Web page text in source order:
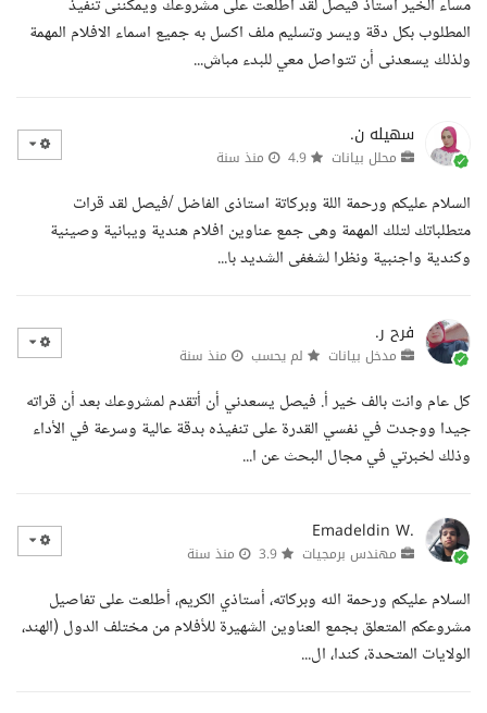
مساء الخير استاذ فيصل لقد اطلعت على مشروعك ويمكننى تنفيذ
المطلوب بكل دقة ويسر وتسليم ملف اكسل به جميع اسماء الافلام المهمة
ولذلك يسعدنى أن تتواصل معي للبدء مباش...
سهيله ن.
محلل بيانات منذ سنة
السلام عليكم ورحمة اللة وبركاتة استاذى الفاضل /فيصل لقد قرات
متطلباتك لتلك المهمة وهى جمع عناوين افلام هندية ويبانية وصينية
وكندية واجنبية ونظرا لشغفى الشديد با...
فرح ر.
مدخل بيانات لم يحسب منذ سنة
كل عام وانت بالف خير أ. فيصل يسعدني أن أتقدم لمشروعك بعد أن قراته
جيدا ووجدت في نفسي القدرة على تنفيذه بدقة عالية وسرعة في الأداء
وذلك لخبرتي في مجال البحث عن ا...
Emadeldin W.
مهندس برمجيات منذ سنة
السلام عليكم ورحمة الله وبركاته، أستاذي الكريم، أطلعت على تفاصيل
مشروعكم المتعلق بجمع العناوين الشهيرة للأفلام من مختلف الدول (الهند،
الولايات المتحدة، كندا، ال...